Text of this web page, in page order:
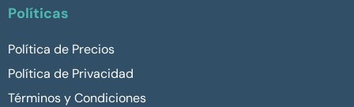
Políticas
Política de Precios
Política de Privacidad
Términos y Condiciones